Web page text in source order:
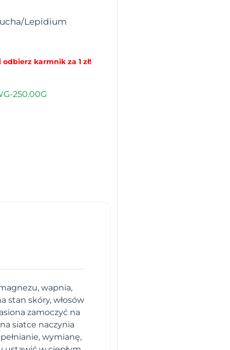
Lepidium
karmnik za 1 zł!
250.00G
wapnia,
stan skóry, włosów
zamoczyć na
siatce naczynia
wymianę,